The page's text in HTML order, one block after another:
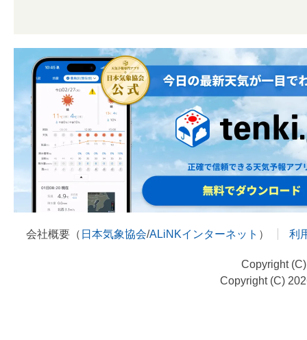
会社概要（ 日本気象協会/ALiNKインターネット ） 利
Copyright
Copyright (C)